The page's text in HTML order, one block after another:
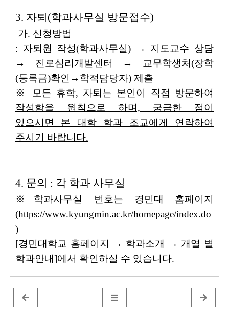
3. 자퇴(학과사무실 방문접수)
가. 신청방법
: 자퇴원 작성(학과사무실) → 지도교수 상담
→ 진로심리개발센터 → 교무학생처(장학
(등록금)확인→학적담당자) 제출
※ 모든 휴학, 자퇴는 본인이 직접 방문하여
작성함을 원칙으로 하며, 궁금한 점이
있으시면 본 대학 학과 조교에게 연락하여
주시기 바랍니다.
4. 문의 : 각 학과 사무실
※학과사무실 번호는 경민대 홈페이지
(https://www.kyungmin.ac.kr/homepage/index.do
)
[경민대학교 홈페이지 → 학과소개 → 개열 별
학과안내]에서 확인하실 수 있습니다.